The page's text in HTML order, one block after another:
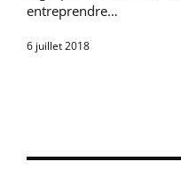
entreprendre…
6 juillet 2018